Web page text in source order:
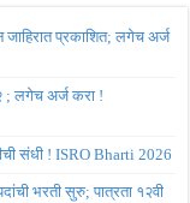
प्रकाशित; लगेच अर्ज
; लगेच अर्ज करा !
संधी ! ISRO Bharti 2026
भरती सुरु; पात्रता १२वी